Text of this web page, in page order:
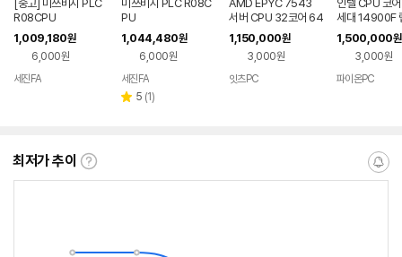
[중고] 미쓰비시 PLC
R08CPU
1,009,180원
6,000원
세진FA
미쓰비시 PLC R08C
PU
1,044,480원
6,000원
세진FA
별 5 리
(1)
AMD EPYC 7543
서버 CPU 32코어 64
스레드
1,150,000원
3,000원
잇츠PC
인텔 CPU 코
세대 14900F
이크 리프레시
+동판쿨러
1,500,000원
3,000원
파이온PC
최저가 추이
최
란?
알